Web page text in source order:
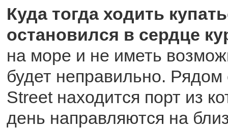
Куда тогда ходить
остановился в сердце
на море и не иметь
будет неправильно.
Street находится порт из
день направляются на